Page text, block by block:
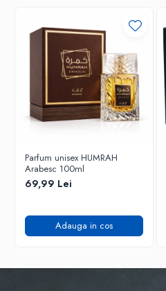
Parfum unisex HUMRAH
Arabesc 100ml
69,99 Lei
Adauga in cos